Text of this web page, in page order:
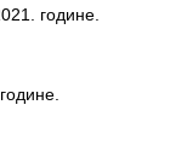
године.